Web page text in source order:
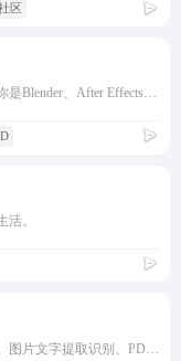
区
提供免费设计资源的宝藏网站。无论你是Blender、After Effects (AE)、Cinema 4D (C4D)、Premiere Pro (PR)、Photoshop (PS)、Illustrator (AI)的爱好者，还是对CG影视后期和3D建模感兴趣的专业人士，这里都有你需要的软件、
。